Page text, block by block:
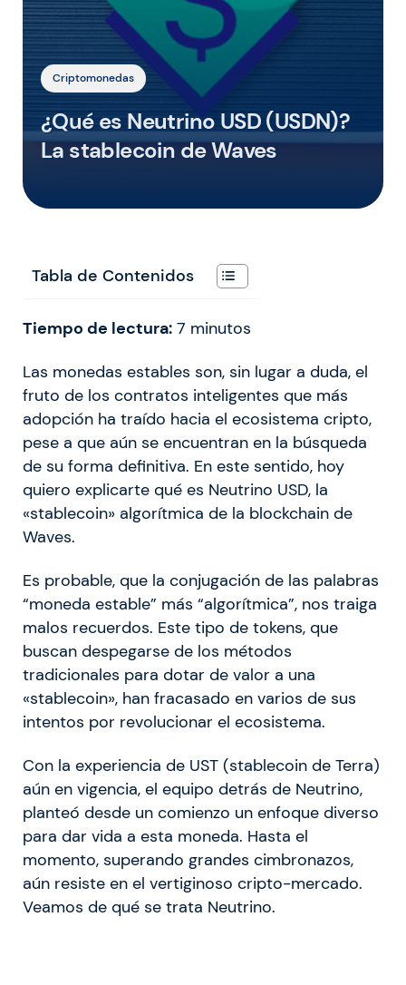
Criptomonedas
¿Qué es Neutrino USD (USDN)?
La stablecoin de Waves
Tabla de Contenidos
Tiempo de lectura: 7 minutos
Las monedas estables son, sin lugar a duda, el
fruto de los contratos inteligentes que más
adopción ha traído hacia el ecosistema cripto,
pese a que aún se encuentran en la búsqueda
de su forma definitiva. En este sentido, hoy
quiero explicarte qué es Neutrino USD, la
«stablecoin» algorítmica de la blockchain de
Waves.
Es probable, que la conjugación de las palabras
“moneda estable” más “algorítmica”, nos traiga
malos recuerdos. Este tipo de tokens, que
buscan despegarse de los métodos
tradicionales para dotar de valor a una
«stablecoin», han fracasado en varios de sus
intentos por revolucionar el ecosistema.
Con la experiencia de UST (stablecoin de Terra)
aún en vigencia, el equipo detrás de Neutrino,
planteó desde un comienzo un enfoque diverso
para dar vida a esta moneda. Hasta el
momento, superando grandes cimbronazos,
aún resiste en el vertiginoso cripto-mercado.
Veamos de qué se trata Neutrino.